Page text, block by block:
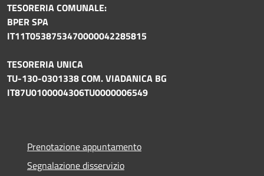
TESORERIA COMUNALE:
BPER SPA
IT11T0538753470000042285815
TESORERIA UNICA
TU-130-0301338 COM. VIADANICA BG
IT87U0100004306TU0000006549
Prenotazione appuntamento
Segnalazione disservizio